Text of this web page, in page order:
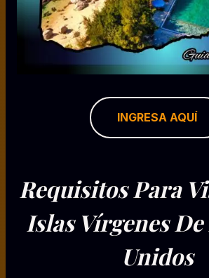
INGRESA AQUÍ
Requisitos Para
Islas Vírgenes
Unidos